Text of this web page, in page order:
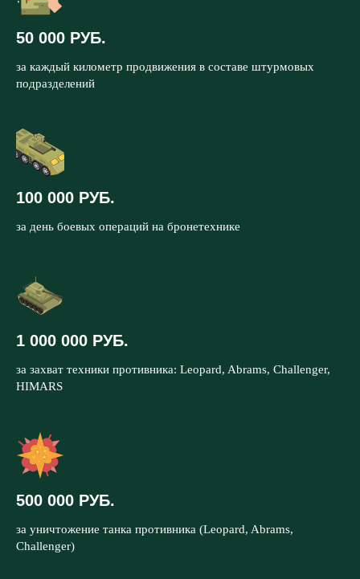
50 000 РУБ.
за каждый километр продвижения в составе штурмовых
подразделений
100 000 РУБ.
за день боевых операций на бронетехнике
1 000 000 РУБ.
за захват техники противника: Leopard, Abrams, Challenger,
HIMARS
500 000 РУБ.
за уничтожение танка противника (Leopard, Abrams,
Challenger)